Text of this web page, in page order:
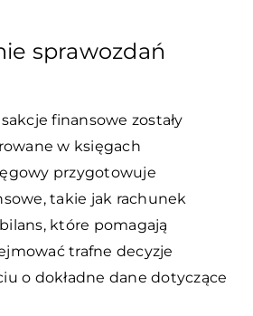
sprawozdań
finansowe zostały
w księgach
przygotowuje
takie jak rachunek
które pomagają
trafne decyzje
o dokładne dane dotyczące